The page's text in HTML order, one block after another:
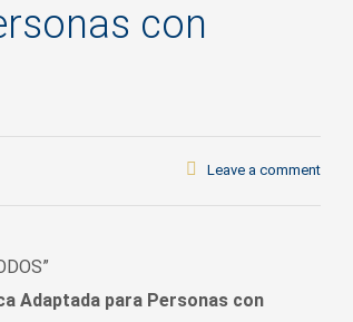
con
Leave a comment
Adaptada para Personas con